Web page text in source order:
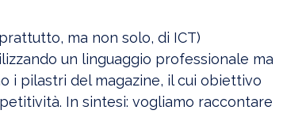
ma non solo, di ICT)
un linguaggio professionale ma
i pilastri del magazine, il cui obiettivo
In sintesi: vogliamo raccontare